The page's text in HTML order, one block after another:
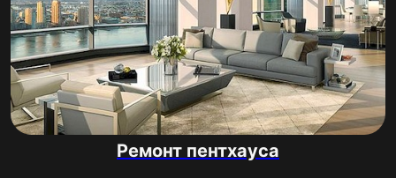
Ремонт пентхауса